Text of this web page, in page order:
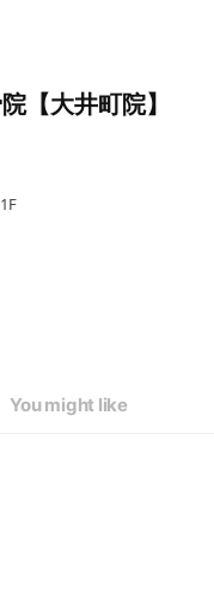
【大井町院】
You might like